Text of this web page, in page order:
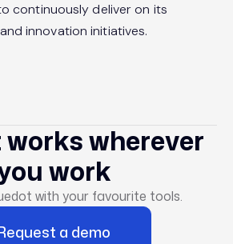
continuously deliver on its
innovation initiatives.
wherever
work
with your favourite tools.
a demo